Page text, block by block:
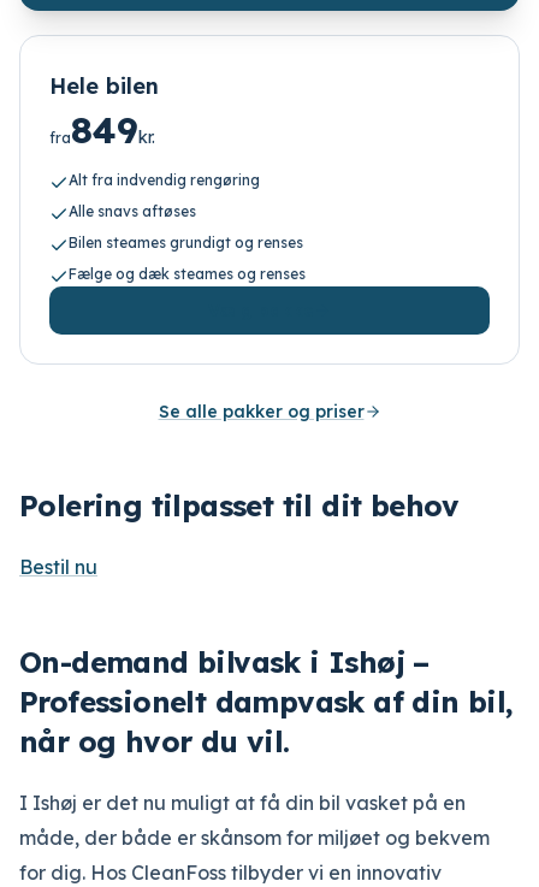
Hele bilen
fra849kr.
Alt fra indvendig rengøring
Alle snavs aftøses
Bilen steames grundigt og renses
Fælge og dæk steames og renses
Se alle pakker og priser
Polering tilpasset til dit behov
Bestil nu
On-demand bilvask i Ishøj –
Professionelt dampvask af din bil,
når og hvor du vil.
I Ishøj er det nu muligt at få din bil vasket på en
måde, der både er skånsom for miljøet og bekvem
for dig. Hos CleanFoss tilbyder vi en innovativ